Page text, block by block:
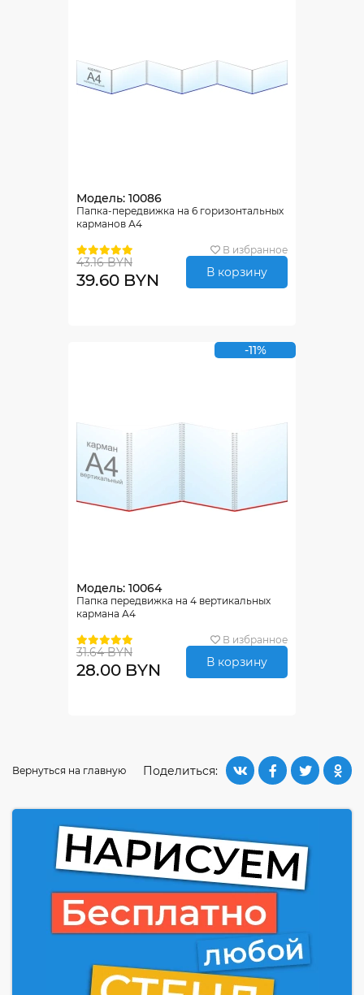
Модель: 10086
Папка-передвижка на 6 горизонтальных
карманов А4
В избранное
43.16 BYN
39.60 BYN В корзину
-11%
Модель: 10064
Папка передвижка на 4 вертикальных
кармана А4
В избранное
31.64 BYN
28.00 BYN В корзину
Поделиться:
Вернуться на главную